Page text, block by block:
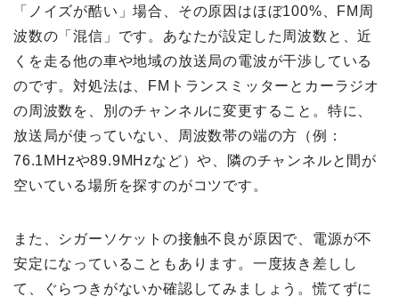
「ノイズが酷い」場合、その原因はほぼ100%、FM周
波数の「混信」です。あなたが設定した周波数と、近
くを走る他の車や地域の放送局の電波が干渉している
のです。対処法は、FMトランスミッターとカーラジオ
の周波数を、別のチャンネルに変更すること。特に、
放送局が使っていない、周波数帯の端の方（例：
76.1MHzや89.9MHzなど）や、隣のチャンネルと間が
空いている場所を探すのがコツです。
また、シガーソケットの接触不良が原因で、電源が不
安定になっていることもあります。一度抜き差しし
て、ぐらつきがないか確認してみましょう。慌てずに